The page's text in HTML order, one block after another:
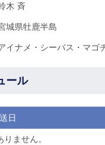
木 斉
城県牡鹿半島
イナメ・シーバス・マゴ
ール
日
ません。